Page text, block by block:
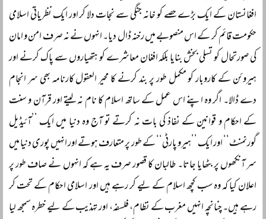
افغانستان کے ایک بڑے حصے کو خانہ جنگی سے نجات دلا کر اور ایک نظریاتی اسلامی
حکومت قائم کر کے اس منصوبے میں رخنہ ڈال دیا۔ انہوں نے نہ صرف امن و امان
کی صورتحال کو تسلی بخش بنایا بلکہ افغان معاشرے کو ہتھیاروں سے پاک کرنے اور
ہیروئن کے کاروبار کو مکمل طور پر بند کرنے کا محیر العقول کارنامہ بھی سر انجام
دے ڈالا۔ اگر وہ اپنے اس عمل کے ساتھ اسلام کا نام نہ لیتے اور قرآن و سنت
کے احکام و قوانین کے نفاذ کی بات نہ کرتے تو آج وہ دنیا میں ایک ’’آئیڈیل
گورنمنٹ‘‘ اور ایک ’’ہیرو پارٹی‘‘ کے طور پر متعارف ہوتے اور انہیں پوری دنیا میں
سر آنکھوں پر بٹھایا جاتا۔ طالبان کا قصور صرف یہ ہے کہ انہوں نے صاف طور پر
اعلان کیا کہ وہ سب کچھ اسلام کے لیے کر رہے ہیں اور اسلامی احکام کے تحت کر
رہے ہیں۔ چنانچہ انہیں مغرب کے نظام، فلسفہ، اور تہذیب کے لیے خطرہ سمجھ لیا